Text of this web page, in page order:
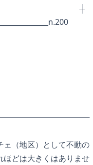
（地区）として不動の
どは大きくはありませ